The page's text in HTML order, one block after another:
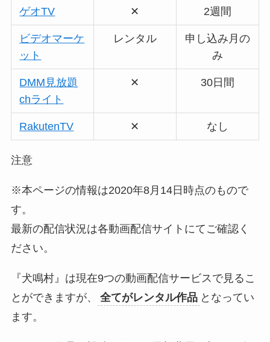
ゲオTV ✕ 2週間
ビデオマーケ
ット
レンタル
申し込み月の
み
DMM見放題
chライト
✕ 30日間
RakutenTV ✕ なし
注意
※本ページの情報は2020年8月14日時点のもので
す。
最新の配信状況は各動画配信サイトにてご確認く
ださい。
『犬鳴村』は現在9つの動画配信サービスで見るこ
とができますが、
全てがレンタル作品 となってい
ます。